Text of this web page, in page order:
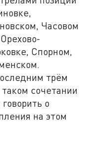
Часовом
Спорном,
трём
сочетании
о
на этом